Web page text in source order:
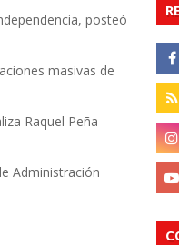
posteó
masivas de
Raquel Peña
Administración